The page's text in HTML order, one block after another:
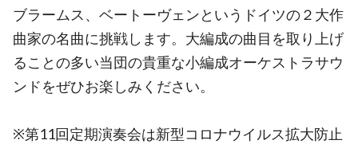
ブラームス、ベートーヴェンというドイツの２大作
曲家の名曲に挑戦します。大編成の曲目を取り上げ
ることの多い当団の貴重な小編成オーケストラサウ
ンドをぜひお楽しみください。
※第11回定期演奏会は新型コロナウイルス拡大防止